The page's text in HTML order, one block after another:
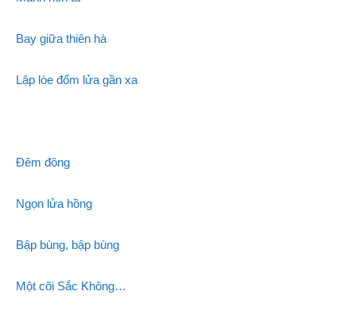
Bay giữa thiên hà
Lập lòe đốm lửa gần xa
Đêm đông
Ngọn lửa hồng
Bập bùng, bập bùng
Một cõi Sắc Không…